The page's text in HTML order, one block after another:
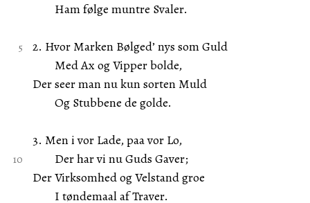
Ham følge muntre Svaler.
2. Hvor Marken Bølged’ nys som Guld
Med Ax og Vipper bolde,
Der seer man nu kun sorten Muld
Og Stubbene de golde.
3. Men i vor Lade, paa vor Lo,
Der har vi nu Guds Gaver;
Der Virksomhed og Velstand groe
I tøndemaal af Traver.